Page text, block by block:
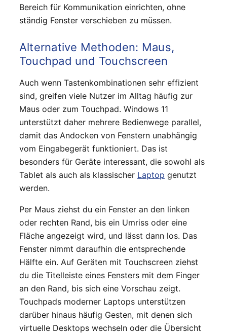
Bereich für Kommunikation einrichten, ohne
ständig Fenster verschieben zu müssen.
Alternative Methoden: Maus,
Touchpad und Touchscreen
Auch wenn Tastenkombinationen sehr effizient
sind, greifen viele Nutzer im Alltag häufig zur
Maus oder zum Touchpad. Windows 11
unterstützt daher mehrere Bedienwege parallel,
damit das Andocken von Fenstern unabhängig
vom Eingabegerät funktioniert. Das ist
besonders für Geräte interessant, die sowohl als
Tablet als auch als klassischer Laptop genutzt
werden.
Per Maus ziehst du ein Fenster an den linken
oder rechten Rand, bis ein Umriss oder eine
Fläche angezeigt wird, und lässt dann los. Das
Fenster nimmt daraufhin die entsprechende
Hälfte ein. Auf Geräten mit Touchscreen ziehst
du die Titelleiste eines Fensters mit dem Finger
an den Rand, bis sich eine Vorschau zeigt.
Touchpads moderner Laptops unterstützen
darüber hinaus häufig Gesten, mit denen sich
virtuelle Desktops wechseln oder die Übersicht